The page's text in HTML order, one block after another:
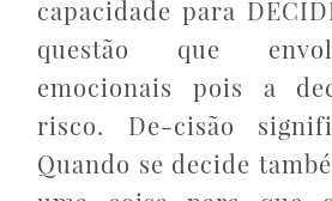
capacidade para
questão que
emocionais pois a
risco. De-cisão
Quando se decide